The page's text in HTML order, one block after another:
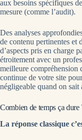
aux besoins spécifiques
mesure (comme l’audit).
Des analyses
de contenu pertinentes et
d’aspects pris en charge
étroitement avec un
meilleure compréhension
continue de votre site
négligeable quand on
Combien de temps ça dure
La réponse classique